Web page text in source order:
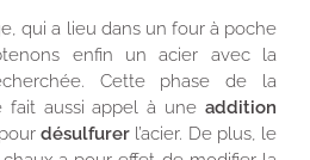
qui a lieu dans un four à poche
enfin un acier avec la
Cette phase de la
fait aussi appel à uneaddition
désulfurer l’acier. De plus, le